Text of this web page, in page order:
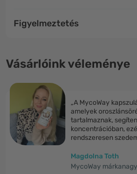
Figyelmeztetés
Vásárlóink véleménye
„A MycoWay
amelyek
tartalmaznak,
koncentrációban,
rendszeresen
Magdolna Toth
MycoWay